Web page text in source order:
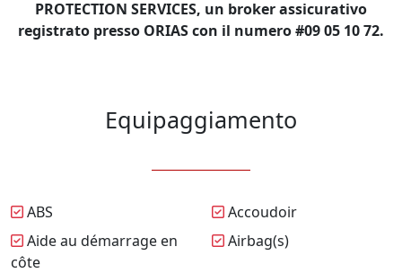
PROTECTION SERVICES, un broker assicurativo
registrato presso ORIAS con il numero #09 05 10 72.
Equipaggiamento
ABS
Accoudoir
Aide au démarrage en
côte
Airbag(s)